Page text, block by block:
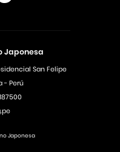
Japonesa
San Felipe
- Perú
Japonesa